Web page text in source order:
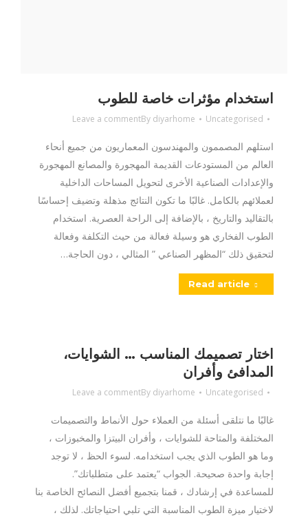
استخدام مؤثرات خاصة للطوب
Uncategorised
By diyarhome
Leave a comment
استلهم المصممون والمهندسون المعماريون من جميع أنحاء
العالم من المستودعات القديمة المهجورة والمصانع المهجورة
والإعدادات الصناعية الأخرى لتحويل المساحات الداخلية
لعملائهم بالكامل. غالبًا ما تكون النتائج مذهلة وتضيف إحساسًا
بالتقاليد والتاريخ ، بالإضافة إلى الراحة العصرية. استخدام
الطوب الفخاري هو وسيلة فعالة من حيث التكلفة وفعالة
لتحقيق ذلك “المظهر الصناعي ” المثالي ، دون الحاجة…
Read article
اختار تصميمك المناسب … الشوايات،
المدافئ وأفران
Uncategorised
By diyarhome
Leave a comment
غالبًا ما نتلقى أسئلة من العملاء حول الأنماط والتصميمات
المختلفة والمتاحة للشوايات ، وأفران البيتزا والمخبوزات ،
وما هو الطوب الذي يجب استخدامه. لسوء الحظ ، لا توجد
إجابة واحدة صحيحة. الجواب “يعتمد على متطلباتك”.
للمساعدة في إرشادك ، قمنا بتجميع أفضل النصائح الخاصة بنا
لاختيار ميزة الطوب المناسبة التي تلبي احتياجاتك. لذلك ،